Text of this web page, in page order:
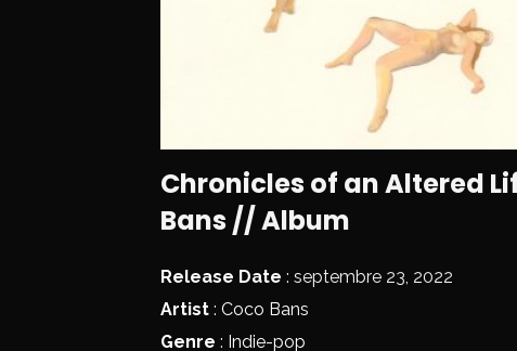
Chronicles of an Altered
Bans // Album
Release Date : septembre 23, 2022
Artist: Coco Bans
Genre : Indie-pop